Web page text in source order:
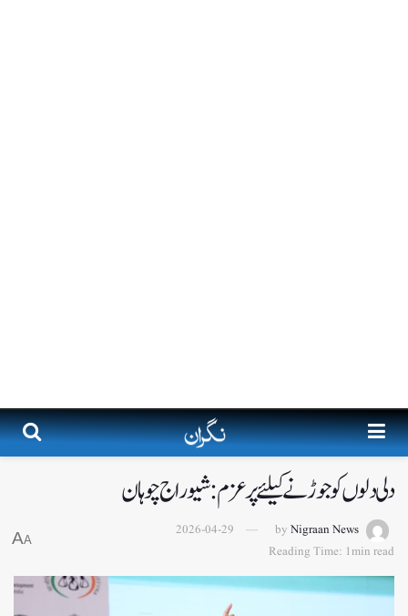
دلی دلوں کو جوڑنے کیلئے پرعزم: شیوراج چوہان
by Nigraan News
2026-04-29
Reading Time: 1min read
A
A